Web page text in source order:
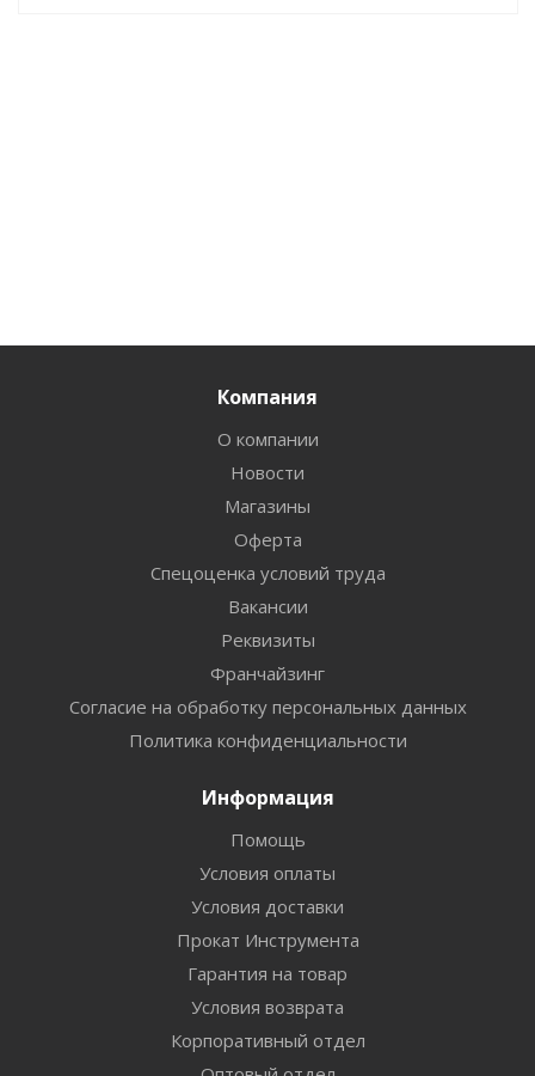
Компания
О компании
Новости
Магазины
Оферта
Спецоценка условий труда
Вакансии
Реквизиты
Франчайзинг
Согласие на обработку персональных данных
Политика конфиденциальности
Информация
Помощь
Условия оплаты
Условия доставки
Прокат Инструмента
Гарантия на товар
Условия возврата
Корпоративный отдел